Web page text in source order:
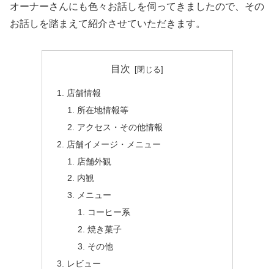
オーナーさんにも色々お話しを伺ってきましたので、その
お話しを踏まえて紹介させていただきます。
目次
店舗情報
所在地情報等
アクセス・その他情報
店舗イメージ・メニュー
店舗外観
内観
メニュー
コーヒー系
焼き菓子
その他
レビュー